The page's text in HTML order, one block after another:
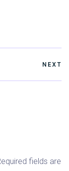
NEXT
fields are